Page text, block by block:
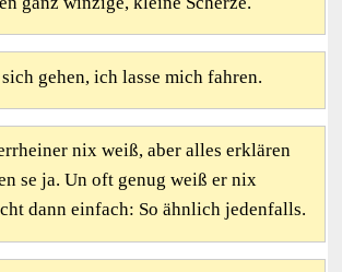
gehen, ich lasse mich fahren.
nix weiß, aber alles erklären
se ja. Un oft genug weiß er nix
dann einfach: So ähnlich jedenfalls.